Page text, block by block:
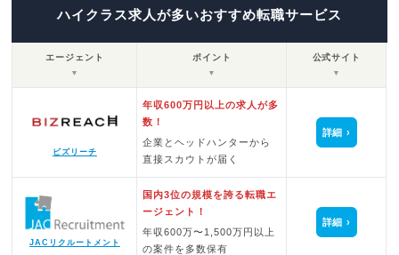
ハイクラス求人が多いおすすめ転職サービス
エージェント
▼
ポイント
▼
公式サイト
▼
ビズリーチ
年収600万円以上の求人が多
数！
企業とヘッドハンターから
直接スカウトが届く
詳細
JACリクルートメント
国内3位の規模を誇る転職エ
ージェント！
年収600万〜1,500万円以上
の案件を多数保有
詳細